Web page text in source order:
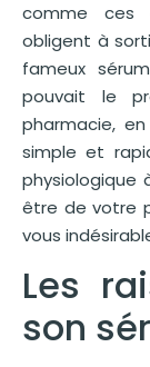
comme ces
obligent à
fameux
pouvait le
pharmacie,
simple et
physiologique
être de votre
vous
Les
son